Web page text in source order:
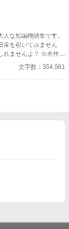
の秘密の悩みです。
な短編物語集です。
常を覗いてみません
んよ？ ※本作品
AI画像ならびに Pixa
像を使用していま
文字数：354,981